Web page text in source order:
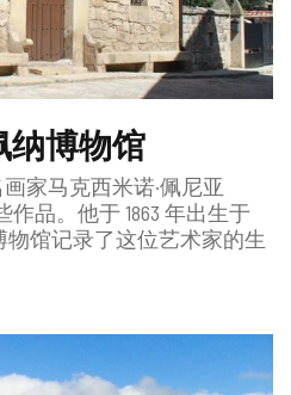
纳博物馆
家马克西米诺·佩尼亚
作品。他于 1863 年出生于
物馆记录了这位艺术家的生